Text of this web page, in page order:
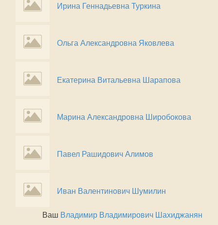
Ирина Геннадьевна Туркина
Ольга Александровна Яковлева
Екатерина Витальевна Шарапова
Марина Александровна Широбокова
Павел Рашидович Алимов
Иван Валентинович Шумилин
Ваш Владимир Владимирович Шахиджанян